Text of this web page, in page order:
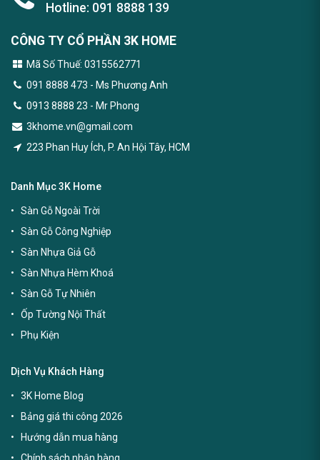
Hotline: 091 8888 139
CÔNG TY CỔ PHẦN 3K HOME
Mã Số Thuế: 0315562771
091 8888 473 - Ms Phương Anh
0913 8888 23 - Mr Phong
3khome.vn@gmail.com
223 Phan Huy Ích, P. An Hội Tây, HCM
Danh Mục 3K Home
Sàn Gỗ Ngoài Trời
Sàn Gỗ Công Nghiệp
Sàn Nhựa Giả Gỗ
Sàn Nhựa Hèm Khoá
Sàn Gỗ Tự Nhiên
Ốp Tường Nội Thất
Phụ Kiện
Dịch Vụ Khách Hàng
3K Home Blog
Bảng giá thi công 2026
Hướng dẫn mua hàng